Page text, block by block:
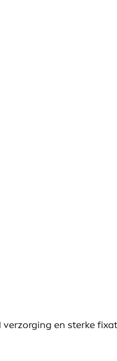
en sterke